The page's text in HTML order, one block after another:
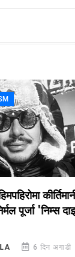
कीर्तिमानी
पूर्जा 'निम्स दाइ'
6 दिन अगाडी